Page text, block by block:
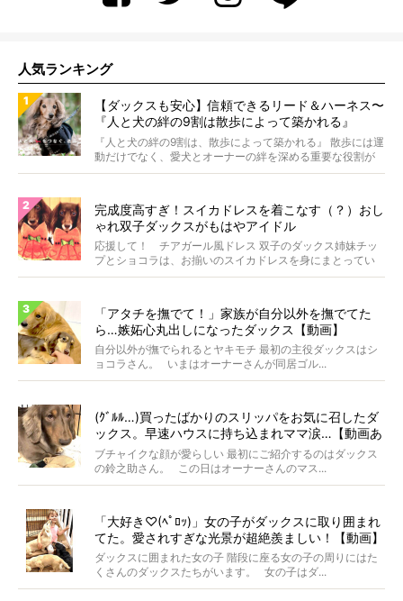
人気ランキング
【ダックスも安心】信頼できるリード＆ハーネス〜
『人と犬の絆の9割は散歩によって築かれる』
WOLFGANG MAN＆BEAST〜
『人と犬の絆の9割は、散歩によって築かれる』 散歩には運
動だけでなく、愛犬とオーナーの絆を深める重要な役割が
あ...
完成度高すぎ！スイカドレスを着こなす（？）おし
ゃれ双子ダックスがもはやアイドル
応援して！ チアガール風ドレス 双子のダックス姉妹チッ
プとショコラは、お揃いのスイカドレスを身にまとってい
ます...
「アタチを撫でて！」家族が自分以外を撫でてた
ら…嫉妬心丸出しになったダックス【動画】
自分以外が撫でられるとヤキモチ 最初の主役ダックスはシ
ョコラさん。 いまはオーナーさんが同居ゴル...
(ｸﾞﾙﾙ…)買ったばかりのスリッパをお気に召したダ
ックス。早速ハウスに持ち込まれママ涙…【動画あ
り】
ブチャイクな顔が愛らしい 最初にご紹介するのはダックス
の鈴之助さん。 この日はオーナーさんのマス...
「大好き♡(ﾍﾟﾛｯ)」女の子がダックスに取り囲まれ
てた。愛されすぎな光景が超絶羨ましい！【動画】
ダックスに囲まれた女の子 階段に座る女の子の周りにはた
くさんのダックスたちがいます。 女の子はダ...